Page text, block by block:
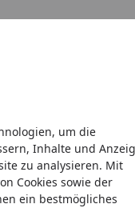
um die
Inhalte und
zu analysieren. Mit
Cookies sowie der
ein bestmögliches
Zubehör Butcher
Reinigungsspachtel